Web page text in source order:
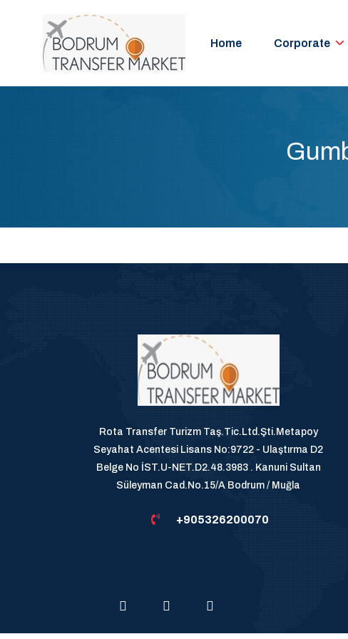
Home Corporate
Rota Transfer Turizm Taş.Tic.Ltd.Şti.Metapoy
Seyahat Acentesi Lisans No:9722 - Ulaştırma D2
Belge No İST.U-NET.D2.48.3983 . Kanuni Sultan
Süleyman Cad.No.15/A Bodrum / Muğla
+905326200070